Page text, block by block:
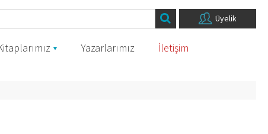
Üyelik
Yazarlarımız
İletişim